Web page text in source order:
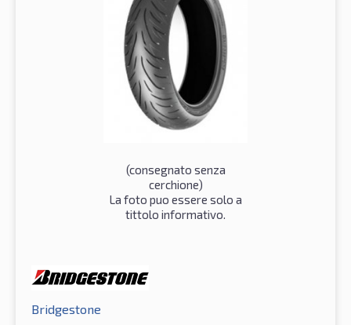
(consegnato senza
cerchione)
La foto puo essere solo a
tittolo informativo.
Bridgestone